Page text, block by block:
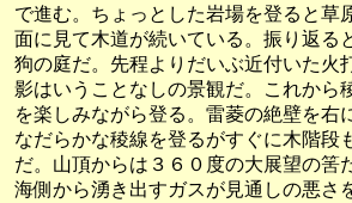
で進む。ちょっとした岩場を登ると草
面に見て木道が続いている。振り返る
狗の庭だ。先程よりだいぶ近付いた火
影はいうことなしの景観だ。これから
を楽しみながら登る。雷菱の絶壁を
なだらかな稜線を登るがすぐに木階段
だ。山頂からは３６０度の大展望の筈
海側から湧き出すガスが見通しの悪さ